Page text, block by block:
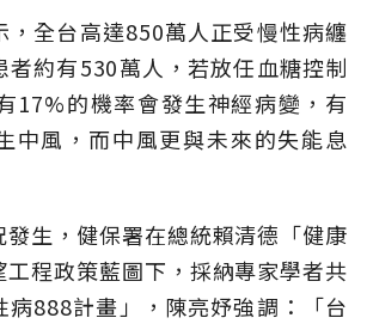
，全台高達850萬人正受慢性病纏
者約有530萬人，若放任血糖控制
17%的機率會發生神經病變，有
中風，而中風更與未來的失能息
生，健保署在總統賴清德「健康
工程政策藍圖下，採納專家學者共
病888計畫」，陳亮妤強調：「台